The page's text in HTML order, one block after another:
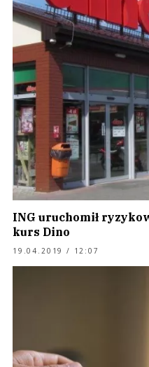
ING uruchomił
kurs Dino
19.04.2019 / 12:07